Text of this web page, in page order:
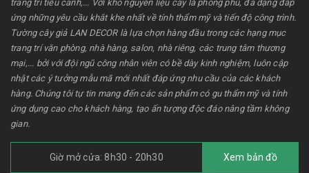
trang trí tiểu cảnh,... Với kho nguyên liệu cây lá phong phú, đa dạng đáp
ứng những yêu cầu khắt khe nhất về tính thẩm mỹ và tiến độ công trình.
Tường cây giả LAN DECOR là lựa chọn hàng đầu trong các hạng mục
trang trí văn phòng, nhà hàng, salon, nhà riêng, các trung tâm thương
mại,... bởi với đội ngũ công nhân viên có bề dày kinh nghiệm, luôn cập
nhật các ý tưởng mẫu mã mới nhất đáp ứng nhu cầu của các khách
hàng. Chúng tôi tự tin mang đến các sản phẩm có gu thẩm mỹ và tính
ứng dụng cao cho khách hàng, tạo ấn tượng độc đáo nâng tầm không
gian.
Giờ mở cửa: 8h30 - 20h30 Xem bản đồ